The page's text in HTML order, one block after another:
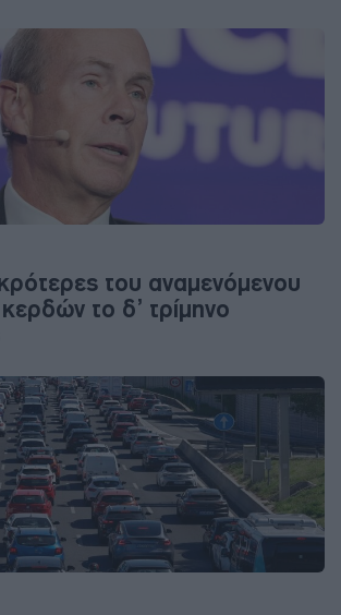
του αναμενόμενου
το δ’ τρίμηνο